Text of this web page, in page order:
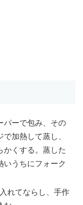
パーで包み、その
加熱して蒸し、
かくする。蒸した
いうちにフォーク
れてならし、手作